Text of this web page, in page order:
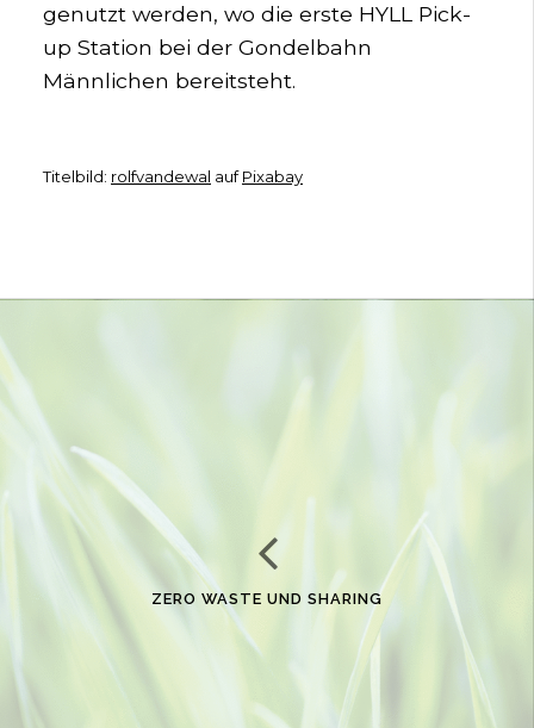
genutzt werden, wo die erste HYLL Pick-
up Station bei der Gondelbahn
Männlichen bereitsteht.
Titelbild: rolfvandewal aufPixabay
ZERO WASTE UND SHARING